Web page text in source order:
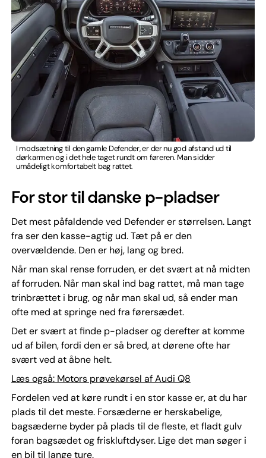
I modsætning til den gamle Defender, er der nu god afstand ud til
dørkarmen og i det hele taget rundt om føreren. Man sidder
umådeligt komfortabelt bag rattet.
For stor til danske p-pladser
Det mest påfaldende ved Defender er størrelsen. Langt
fra ser den kasse-agtig ud. Tæt på er den
overvældende. Den er høj, lang og bred.
Når man skal rense forruden, er det svært at nå midten
af forruden. Når man skal ind bag rattet, må man tage
trinbrættet i brug, og når man skal ud, så ender man
ofte med at springe ned fra førersædet.
Det er svært at finde p-pladser og derefter at komme
ud af bilen, fordi den er så bred, at dørene ofte har
svært ved at åbne helt.
Læs også: Motors prøvekørsel af Audi Q8
Fordelen ved at køre rundt i en stor kasse er, at du har
plads til det meste. Forsæderne er herskabelige,
bagsæderne byder på plads til de fleste, et fladt gulv
foran bagsædet og friskluftdyser. Lige det man søger i
en bil til lange ture.